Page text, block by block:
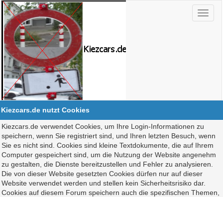
Kiezcars.de nutzt Cookies
Kiezcars.de verwendet Cookies, um Ihre Login-Informationen zu
speichern, wenn Sie registriert sind, und Ihren letzten Besuch, wenn
Sie es nicht sind. Cookies sind kleine Textdokumente, die auf Ihrem
Computer gespeichert sind, um die Nutzung der Website angenehm
zu gestalten, die Dienste bereitzustellen und Fehler zu analysieren.
Die von dieser Website gesetzten Cookies dürfen nur auf dieser
Website verwendet werden und stellen kein Sicherheitsrisiko dar.
Cookies auf diesem Forum speichern auch die spezifischen Themen,